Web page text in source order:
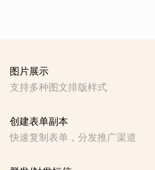
图片展示
支持多种图文排版样式
创建表单副本
快速复制表单，分发推广渠道